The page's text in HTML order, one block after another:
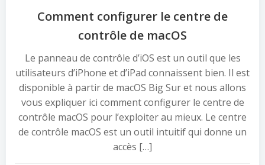
Comment configurer le centre de
contrôle de macOS
Le panneau de contrôle d’iOS est un outil que les
utilisateurs d’iPhone et d’iPad connaissent bien. Il est
disponible à partir de macOS Big Sur et nous allons
vous expliquer ici comment configurer le centre de
contrôle macOS pour l’exploiter au mieux. Le centre
de contrôle macOS est un outil intuitif qui donne un
accès […]